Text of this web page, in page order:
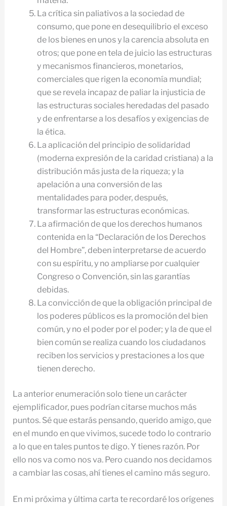
La crítica sin paliativos a la sociedad de
consumo, que pone en desequilibrio el exceso
de los bienes en unos y la carencia absoluta en
otros; que pone en tela de juicio las estructuras
y mecanismos financieros, monetarios,
comerciales que rigen la economía mundial;
que se revela incapaz de paliar la injusticia de
las estructuras sociales heredadas del pasado
y de enfrentarse a los desafíos y exigencias de
la ética.
La aplicación del principio de solidaridad
(moderna expresión de la caridad cristiana) a la
distribución más justa de la riqueza; y la
apelación a una conversión de las
mentalidades para poder, después,
transformar las estructuras económicas.
La afirmación de que los derechos humanos
contenida en la “Declaración de los Derechos
del Hombre”, deben interpretarse de acuerdo
con su espíritu, y no ampliarse por cualquier
Congreso o Convención, sin las garantías
debidas.
La convicción de que la obligación principal de
los poderes públicos es la promoción del bien
común, y no el poder por el poder; y la de que el
bien común se realiza cuando los ciudadanos
reciben los servicios y prestaciones a los que
tienen derecho.
La anterior enumeración solo tiene un carácter
ejemplificador, pues podrían citarse muchos más
puntos. Sé que estarás pensando, querido amigo, que
en el mundo en que vivimos, sucede todo lo contrario
a lo que en tales puntos te digo. Y tienes razón. Por
ello nos va como nos va. Pero cuando nos decidamos
a cambiar las cosas, ahí tienes el camino más seguro.
En mi próxima y última carta te recordaré los orígenes